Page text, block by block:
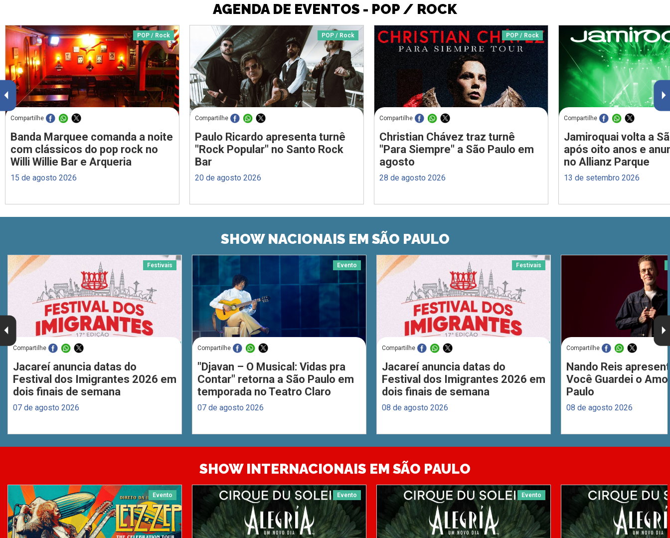
AGENDA DE EVENTOS - POP / ROCK
POP / Rock
Compartilhe
Banda Marquee comanda a noite
com clássicos do pop rock no
Willi Willie Bar e Arqueria
15 de agosto 2026
POP / Rock
Compartilhe
Paulo Ricardo apresenta turnê
"Rock Popular" no Santo Rock
Bar
20 de agosto 2026
POP / Rock
Compartilhe
Christian Chávez traz turnê
"Para Siempre" a São Paulo em
agosto
28 de agosto 2026
Compartilhe
Jamiroquai volta a
após oito anos e
no Allianz Parque
13 de setembro 2026
SHOW NACIONAIS EM SÃO PAULO
Festivais
Compartilhe
Jacareí anuncia datas do
Festival dos Imigrantes 2026 em
dois finais de semana
07 de agosto 2026
Evento
Compartilhe
"Djavan – O Musical: Vidas pra
Contar" retorna a São Paulo em
temporada no Teatro Claro
07 de agosto 2026
Festivais
Compartilhe
Jacareí anuncia datas do
Festival dos Imigrantes 2026 em
dois finais de semana
08 de agosto 2026
Compartilhe
Nando Reis
Você Guardei o
Paulo
08 de agosto 2026
SHOW INTERNACIONAIS EM SÃO PAULO
Evento Evento Evento